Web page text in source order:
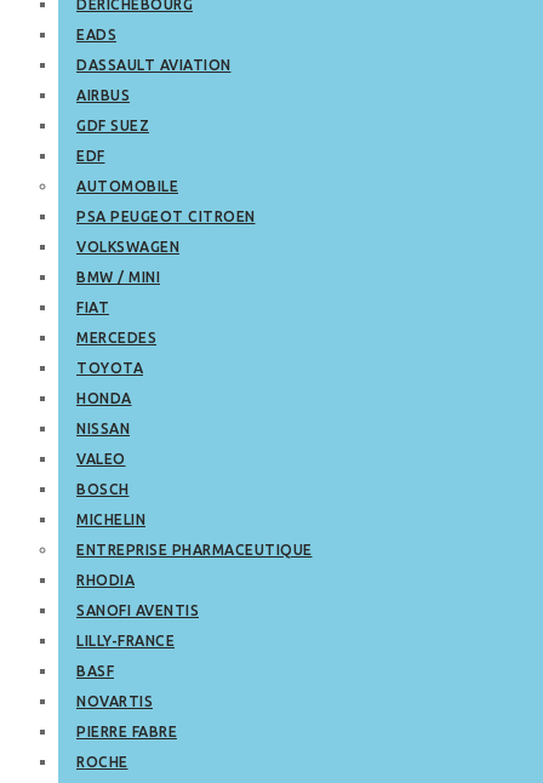
DERICHEBOURG
EADS
DASSAULT AVIATION
AIRBUS
GDF SUEZ
EDF
AUTOMOBILE
PSA PEUGEOT CITROEN
VOLKSWAGEN
BMW / MINI
FIAT
MERCEDES
TOYOTA
HONDA
NISSAN
VALEO
BOSCH
MICHELIN
ENTREPRISE PHARMACEUTIQUE
RHODIA
SANOFI AVENTIS
LILLY-FRANCE
BASF
NOVARTIS
PIERRE FABRE
ROCHE